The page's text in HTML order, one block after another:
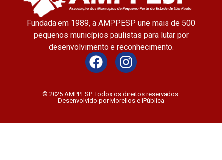
Fundada em 1989, a AMPPESP une mais de 500
pequenos municípios paulistas para lutar por
desenvolvimento e reconhecimento.
© 2025 AMPPESP. Todos os direitos reservados.
Desenvolvido por Morellos e iPública